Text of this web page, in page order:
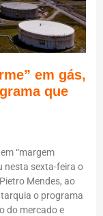
em gás,
que
“margem
nesta sexta-feira o
Mendes, ao
o programa
do mercado e